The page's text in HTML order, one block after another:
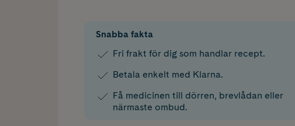
Snabba fakta
Fri frakt för dig som handlar recept.
Betala enkelt med Klarna.
Få medicinen till dörren, brevlådan eller
närmaste ombud.